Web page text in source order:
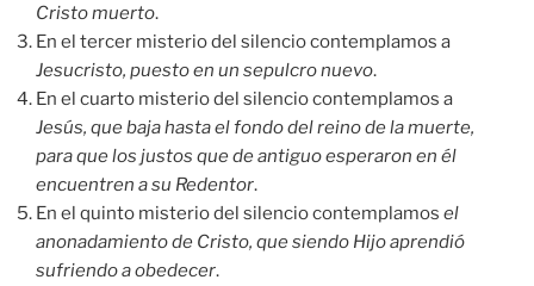
Cristo muerto.
En el tercer misterio del silencio contemplamos a
Jesucristo, puesto en un sepulcro nuevo.
En el cuarto misterio del silencio contemplamos a
Jesús, que baja hasta el fondo del reino de la muerte,
para que los justos que de antiguo esperaron en él
encuentren a su Redentor.
En el quinto misterio del silencio contemplamos el
anonadamiento de Cristo, que siendo Hijo aprendió
sufriendo a obedecer.